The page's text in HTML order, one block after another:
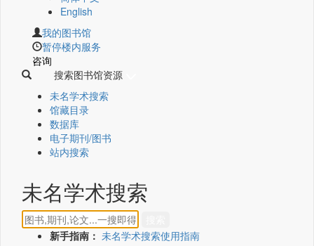
English
我的图书馆
暂停楼内服务
咨询
搜索图书馆资源
未名学术搜索
馆藏目录
数据库
电子期刊/图书
站内搜索
未名学术搜索
新手指南： 未名学术搜索使用指南